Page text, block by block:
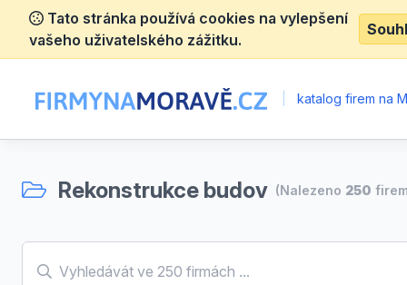
Tato stránka používá cookies na vylepšení
vašeho uživatelského zážitku.
katalog firem na
Rekonstrukce budov (Nalezeno 250